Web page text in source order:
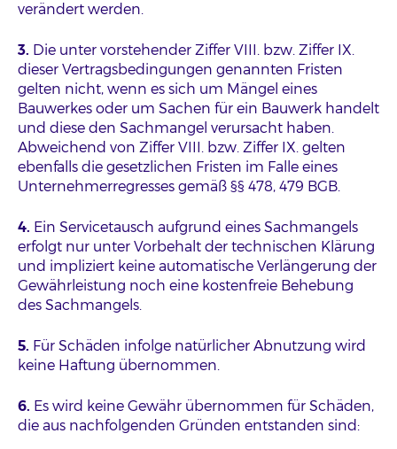
verändert werden.
3. Die unter vorstehender Ziffer VIII. bzw. Ziffer IX.
dieser Vertragsbedingungen genannten Fristen
gelten nicht, wenn es sich um Mängel eines
Bauwerkes oder um Sachen für ein Bauwerk handelt
und diese den Sachmangel verursacht haben.
Abweichend von Ziffer VIII. bzw. Ziffer IX. gelten
ebenfalls die gesetzlichen Fristen im Falle eines
Unternehmerregresses gemäß §§ 478, 479 BGB.
4. Ein Servicetausch aufgrund eines Sachmangels
erfolgt nur unter Vorbehalt der technischen Klärung
und impliziert keine automatische Verlängerung der
Gewährleistung noch eine kostenfreie Behebung
des Sachmangels.
5. Für Schäden infolge natürlicher Abnutzung wird
keine Haftung übernommen.
6. Es wird keine Gewähr übernommen für Schäden,
die aus nachfolgenden Gründen entstanden sind: